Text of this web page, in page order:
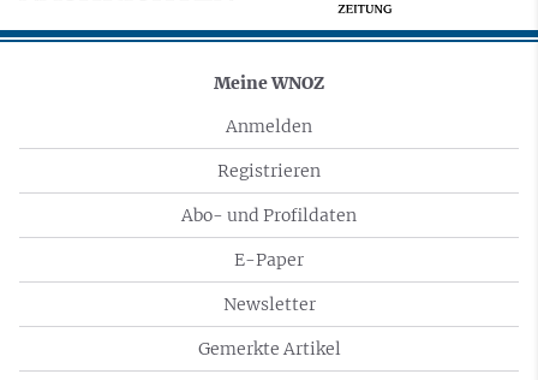
Meine WNOZ
Anmelden
Registrieren
Abo- und Profildaten
E-Paper
Newsletter
Gemerkte Artikel